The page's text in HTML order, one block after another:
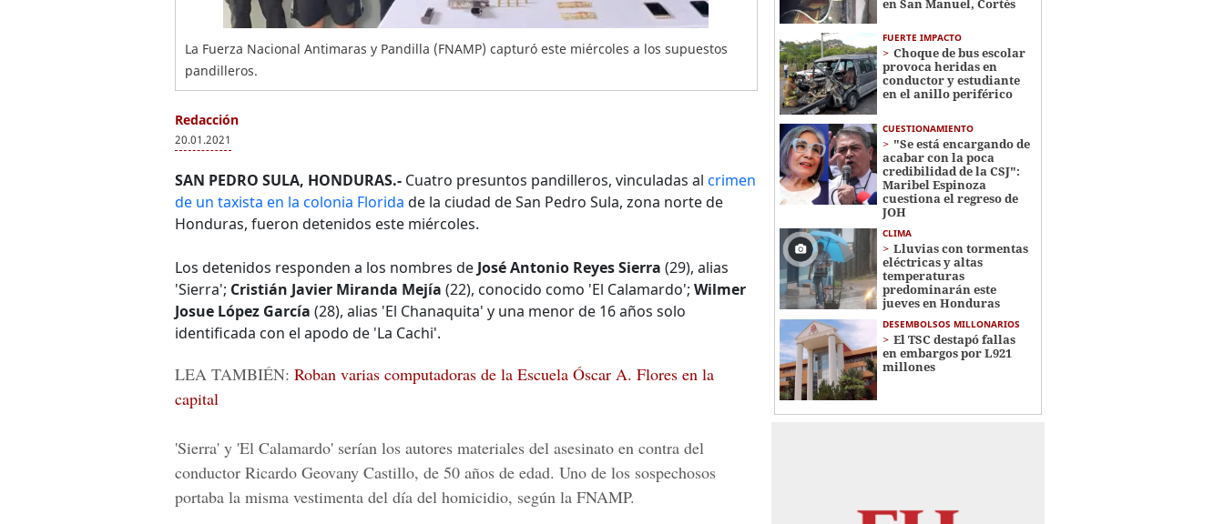
La Fuerza Nacional Antimaras y Pandilla (FNAMP) capturó este miércoles a los supuestos
pandilleros.
Redacción
20.01.2021
SAN PEDRO SULA, HONDURAS.- Cuatro presuntos pandilleros, vinculadas al crimen
de un taxista en la colonia Florida de la ciudad de San Pedro Sula, zona norte de
Honduras, fueron detenidos este miércoles.
Los detenidos responden a los nombres de José Antonio Reyes Sierra (29), alias
'Sierra'; Cristián Javier Miranda Mejía (22), conocido como 'El Calamardo'; Wilmer
Josue López García (28), alias 'El Chanaquita' y una menor de 16 años solo
identificada con el apodo de 'La Cachi'.
LEA TAMBIÉN: Roban varias computadoras de la Escuela Óscar A. Flores en la
capital
'Sierra' y 'El Calamardo' serían los autores materiales del asesinato en contra del
conductor Ricardo Geovany Castillo, de 50 años de edad. Uno de los sospechosos
portaba la misma vestimenta del día del homicidio, según la FNAMP.
en San Manuel, Cortés
FUERTE IMPACTO
Choque de bus escolar
provoca heridas en
conductor y estudiante
en el anillo periférico
CUESTIONAMIENTO
"Se está encargando de
acabar con la poca
credibilidad de la CSJ":
Maribel Espinoza
cuestiona el regreso de
JOH
CLIMA
Lluvias con tormentas
eléctricas y altas
temperaturas
predominarán este
jueves en Honduras
DESEMBOLSOS MILLONARIOS
El TSC destapó fallas
en embargos por L921
millones